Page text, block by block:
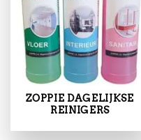
ZOPPIE DAGELIJKSE
REINIGERS